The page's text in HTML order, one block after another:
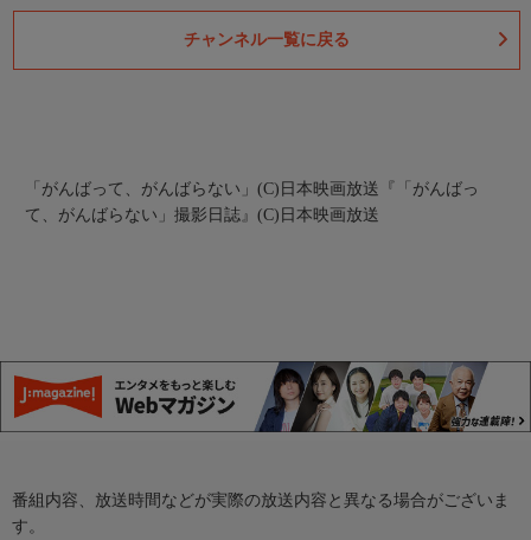
チャンネル一覧に戻る
「がんばって、がんばらない」(C)日本映画放送 『「がんばっ
て、がんばらない」撮影日誌』(C)日本映画放送
番組内容、放送時間などが実際の放送内容と異なる場合がございま
す。